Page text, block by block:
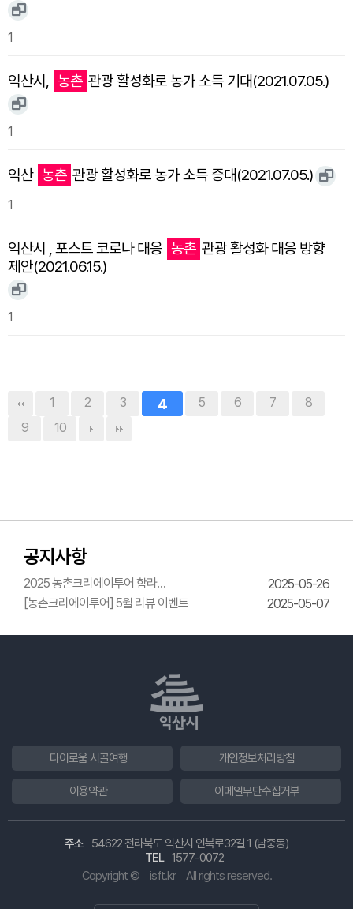
1
익산시, 농촌 관광 활성화로 농가 소득 기대(2021.07.05.)
1
익산 농촌 관광 활성화로 농가 소득 증대(2021.07.05.)
1
익산시 , 포스트 코로나 대응 농촌 관광 활성화 대응 방향
제안(2021.06.15.)
1
1 2 3 4 5 6 7
8
9
10
공지사항
2025 농촌크리에이투어 함라
한옥체험관 웨딩의상체험
2025-05-26
[농촌크리에이투어] 5월 리뷰 이벤트
2025-05-07
다이로움 시골여행 개인정보처리방침
이용약관 이메일무단수집거부
주소
54622 전라북도 익산시 인북로32길 1 (남중동)
TEL 1577-0072
Copyright ©
isft.kr All rights reserved.